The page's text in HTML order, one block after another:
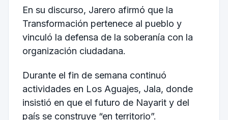
En su discurso, Jarero afirmó que la
Transformación pertenece al pueblo y
vinculó la defensa de la soberanía con la
organización ciudadana.
Durante el fin de semana continuó
actividades en Los Aguajes, Jala, donde
insistió en que el futuro de Nayarit y del
país se construye “en territorio”.